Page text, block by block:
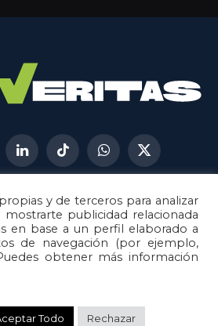
LinkedInTikTokWhatsApp
X
(Twitter)
METODOLOGÍA
DE COOKIES
DE CORRECCIONES
los derechos reservados.
y de terceros para analizar
mostrarte publicidad relacionada
en base a un perfil elaborado a
de navegación (por ejemplo,
obtener más información
Todo Rechazar